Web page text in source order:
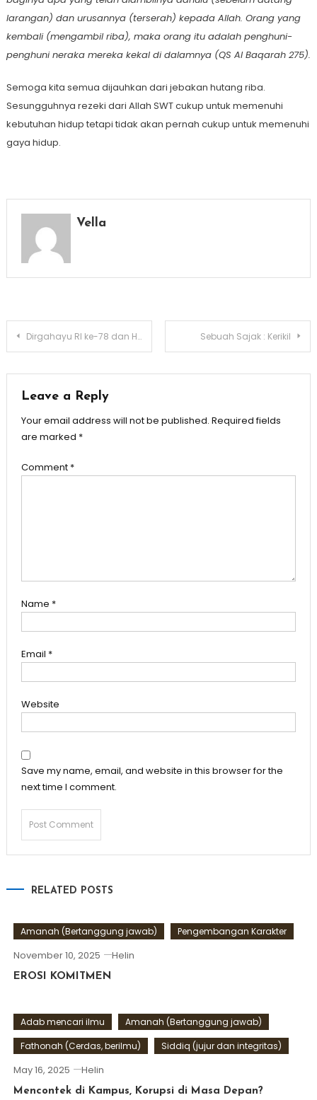
Iarangan) dan urusannya (terserah) kepada Allah. Orang yang
kembali (mengambil riba), maka orang itu adalah penghuni-
penghuni neraka mereka kekaI di dalamnya (QS Al Baqarah 275).
Semoga kita semua dijauhkan dari jebakan hutang riba.
Sesungguhnya rezeki dari Allah SWT cukup untuk memenuhi
kebutuhan hidup tetapi tidak akan pernah cukup untuk memenuhi
gaya hidup.
Vella
Post
Dirgahayu RI ke-78 dan Hutang 7.8 ribu Triliun: Momen Refleksi dan Perubahan Sebuah Sajak : Kerikil
Leave a Reply
Your email address will not be published. Required fields
are marked *
Comment *
Name *
Email *
Website
Save my name, email, and website in this browser for the
next time I comment.
RELATED POSTS
Amanah (Bertanggung jawab) Pengembangan Karakter
November 10, 2025 Helin
EROSI KOMITMEN
Adab mencari ilmu
Amanah (Bertanggung jawab)
Fathonah (Cerdas, berilmu)
Siddiq (jujur dan integritas)
May 16, 2025 Helin
Mencontek di Kampus, Korupsi di Masa Depan?